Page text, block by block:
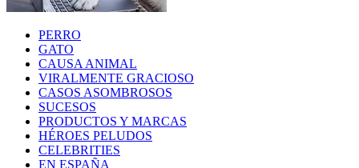
PERRO
GATO
CAUSA ANIMAL
VIRALMENTE GRACIOSO
CASOS ASOMBROSOS
SUCESOS
PRODUCTOS Y MARCAS
HÉROES PELUDOS
CELEBRITIES
EN ESPAÑA